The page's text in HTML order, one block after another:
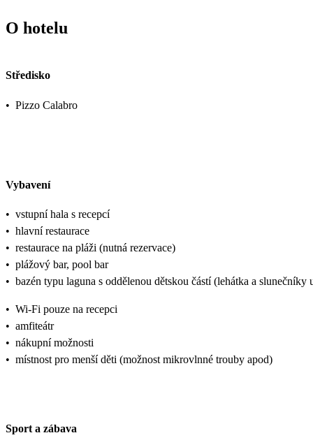
O hotelu
Středisko
• Pizzo Calabro
Vybavení
• vstupní hala s recepcí
• hlavní restaurace
• restaurace na pláži (nutná rezervace)
• plážový bar, pool bar
• bazén typu laguna s oddělenou dětskou částí (lehátka a slunečníky
• Wi-Fi pouze na recepci
• amfiteátr
• nákupní možnosti
• místnost pro menší děti (možnost mikrovlnné trouby apod)
Sport a zábava